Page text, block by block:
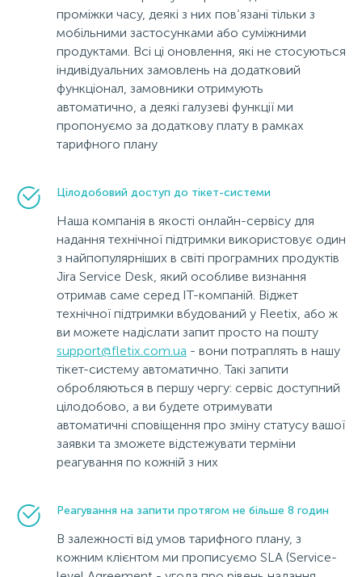
проміжки часу, деякі з них пов’язані тільки з
мобільними застосунками або суміжними
продуктами. Всі ці оновлення, які не стосуються
індивідуальних замовлень на додатковий
функціонал, замовники отримують
автоматично, а деякі галузеві функції ми
пропонуємо за додаткову плату в рамках
тарифного плану
Цілодобовий доступ до тікет-системи
Наша компанія в якості онлайн-сервісу для
надання технічної підтримки використовує один
з найпопулярніших в світі програмних продуктів
Jira Service Desk, який особливе визнання
отримав саме серед IT-компаній. Віджет
технічної підтримки вбудований у Fleetix, або ж
ви можете надіслати запит просто на пошту
support@fletix.com.ua - вони потраплять в нашу
тікет-систему автоматично. Такі запити
обробляються в першу чергу: сервіс доступний
цілодобово, а ви будете отримувати
автоматичні сповіщення про зміну статусу вашої
заявки та зможете відстежувати терміни
реагування по кожній з них
Реагування на запити протягом не більше 8 годин
В залежності від умов тарифного плану, з
кожним клієнтом ми прописуємо SLA (Service-